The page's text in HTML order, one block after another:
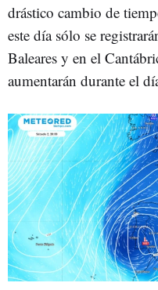
drástico cambio de
este día sólo se
Baleares y en el
aumentarán durante el